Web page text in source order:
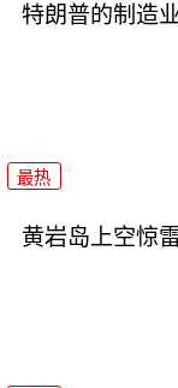
特朗普的制造
最热
黄岩岛上空惊